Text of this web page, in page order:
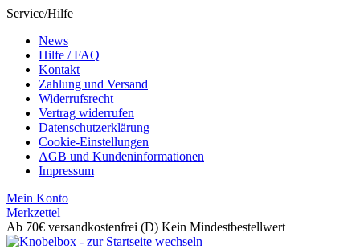
Service/Hilfe
News
Hilfe / FAQ
Kontakt
Zahlung und Versand
Widerrufsrecht
Vertrag widerrufen
Datenschutzerklärung
Cookie-Einstellungen
AGB und Kundeninformationen
Impressum
Mein Konto
Merkzettel
Ab 70€ versandkostenfrei (D) Kein Mindestbestellwert